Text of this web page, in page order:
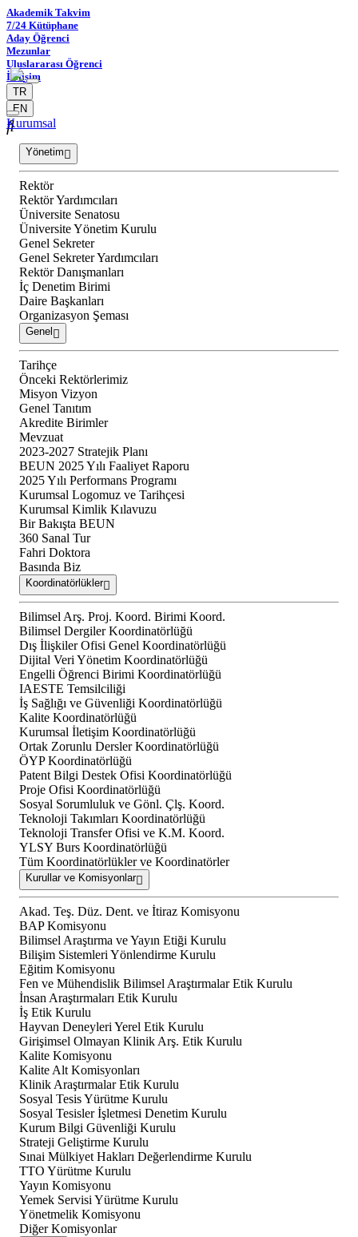
Akademik Takvim
7/24 Kütüphane
Aday Öğrenci
Mezunlar
Uluslararası Öğrenci
İletişim
TR
EN
Kurumsal
Yönetim
Rektör
Rektör Yardımcıları
Üniversite Senatosu
Üniversite Yönetim Kurulu
Genel Sekreter
Genel Sekreter Yardımcıları
Rektör Danışmanları
İç Denetim Birimi
Daire Başkanları
Organizasyon Şeması
Genel
Tarihçe
Önceki Rektörlerimiz
Misyon Vizyon
Genel Tanıtım
Akredite Birimler
Mevzuat
2023-2027 Stratejik Planı
BEUN 2025 Yılı Faaliyet Raporu
2025 Yılı Performans Programı
Kurumsal Logomuz ve Tarihçesi
Kurumsal Kimlik Kılavuzu
Bir Bakışta BEUN
360 Sanal Tur
Fahri Doktora
Basında Biz
Koordinatörlükler
Bilimsel Arş. Proj. Koord. Birimi Koord.
Bilimsel Dergiler Koordinatörlüğü
Dış İlişkiler Ofisi Genel Koordinatörlüğü
Dijital Veri Yönetim Koordinatörlüğü
Engelli Öğrenci Birimi Koordinatörlüğü
IAESTE Temsilciliği
İş Sağlığı ve Güvenliği Koordinatörlüğü
Kalite Koordinatörlüğü
Kurumsal İletişim Koordinatörlüğü
Ortak Zorunlu Dersler Koordinatörlüğü
ÖYP Koordinatörlüğü
Patent Bilgi Destek Ofisi Koordinatörlüğü
Proje Ofisi Koordinatörlüğü
Sosyal Sorumluluk ve Gönl. Çlş. Koord.
Teknoloji Takımları Koordinatörlüğü
Teknoloji Transfer Ofisi ve K.M. Koord.
YLSY Burs Koordinatörlüğü
Tüm Koordinatörlükler ve Koordinatörler
Kurullar ve Komisyonlar
Akad. Teş. Düz. Dent. ve İtiraz Komisyonu
BAP Komisyonu
Bilimsel Araştırma ve Yayın Etiği Kurulu
Bilişim Sistemleri Yönlendirme Kurulu
Eğitim Komisyonu
Fen ve Mühendislik Bilimsel Araştırmalar Etik Kurulu
İnsan Araştırmaları Etik Kurulu
İş Etik Kurulu
Hayvan Deneyleri Yerel Etik Kurulu
Girişimsel Olmayan Klinik Arş. Etik Kurulu
Kalite Komisyonu
Kalite Alt Komisyonları
Klinik Araştırmalar Etik Kurulu
Sosyal Tesis Yürütme Kurulu
Sosyal Tesisler İşletmesi Denetim Kurulu
Kurum Bilgi Güvenliği Kurulu
Strateji Geliştirme Kurulu
Sınai Mülkiyet Hakları Değerlendirme Kurulu
TTO Yürütme Kurulu
Yayın Komisyonu
Yemek Servisi Yürütme Kurulu
Yönetmelik Komisyonu
Diğer Komisyonlar